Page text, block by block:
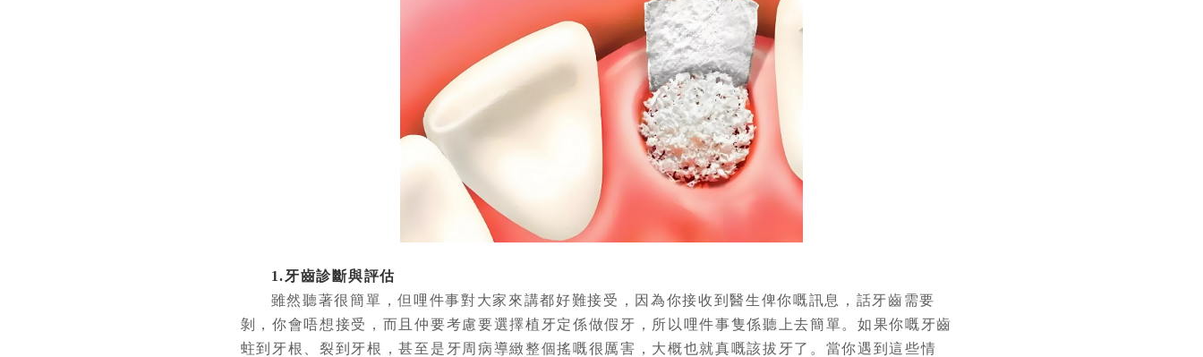
1.牙齒診斷與評估
雖然聽著很簡單，但哩件事對大家來講都好難接受，因為你接收到醫生俾你嘅訊息，話牙齒需要
剝，你會唔想接受，而且仲要考慮要選擇植牙定係做假牙，所以哩件事隻係聽上去簡單。如果你嘅牙齒
蛀到牙根、裂到牙根，甚至是牙周病導緻整個搖嘅很厲害，大概也就真嘅該拔牙了。當你遇到這些情